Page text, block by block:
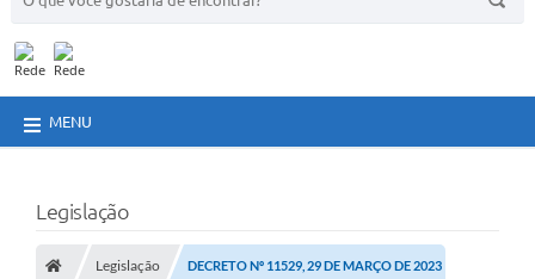
MENU
Legislação
Legislação DECRETO Nº 11529, 29 DE MARÇO DE 2023